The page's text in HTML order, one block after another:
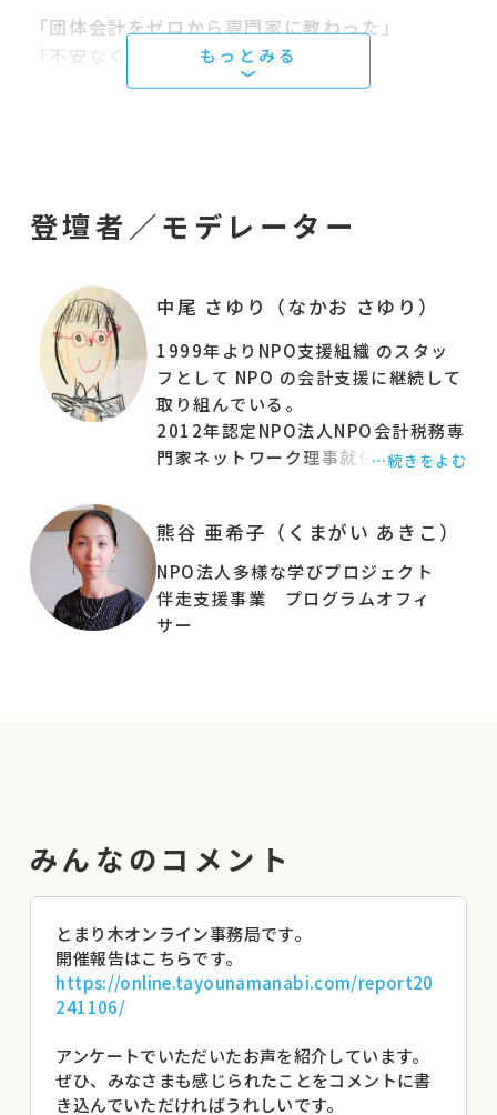
「団体会計をゼロから専門家に教わった」
「不安なく団体会計作業ができている」
という方ばかりではないと思います。
・「会計ソフトは使ったほうがいいの？」
見方や作り方は？」
・「団体会計で迷ったら、どこに相談すればいい
の？」
・「助成事業会計の注意点は？」
このような疑問がある方は、どうぞご参加くださ
立場・ご経験をお持ちの
NPO法人ボランタリーネイバーズ理事長 中尾さ
ゆりさん（税理士）です。
初めて団体会計に携わる皆さん、また、改めて団
体会計の基本を振り返りたい皆さん、
法人）
【団体・会・活動のイメージ】
年間予算規模 ：10万円～600万円程度
子ども会員：1名～15名程度
運営スタッフ：1名～3名程度
▼こんな方におすすめです
・フリースクール／オルタナティブスクールのス
タッフ
・居場所運営者およびスタッフ
登壇者／モデレーター
中尾 さゆり（なかお さゆり）
1999年よりNPO支援組織 のスタッ
フとして NPO の会計支援に継続して
取り組んでいる。
2012年認定NPO法人NPO会計税務専
門家ネットワーク理事就任。2014年
2020年NPO法人ボランタリーネイ
バーズ理事長就任。
現在は会計税務専門家と経営者とい
う立場・経験を活かし、非営利・公
…続きをよむ
熊谷 亜希子（くまがい あきこ）
NPO法人多様な学びプロジェクト
伴走支援事業 プログラムオフィ
サー
みんなのコメント
とまり木オンライン事務局です。
開催報告はこちらです。
https://online.tayounamanabi.com/report20
241106/
アンケートでいただいたお声を紹介しています。
ぜひ、みなさまも感じられたことをコメントに書
き込んでいただければうれしいです。